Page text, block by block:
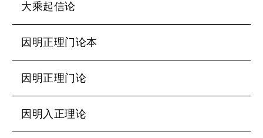
大乘起信论
因明正理门论本
因明正理门论
因明入正理论